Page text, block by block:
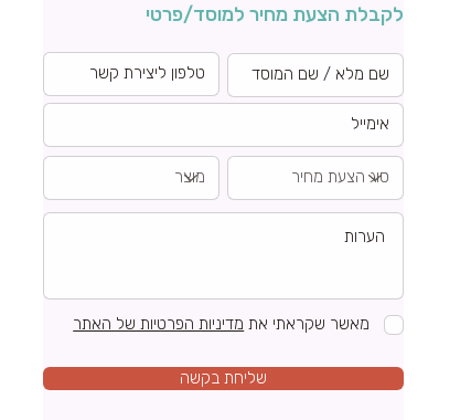
לקבלת הצעת מחיר למוסד/פרטי
מאשר שקראתי את מדיניות הפרטיות של האתר
שליחת בקשה